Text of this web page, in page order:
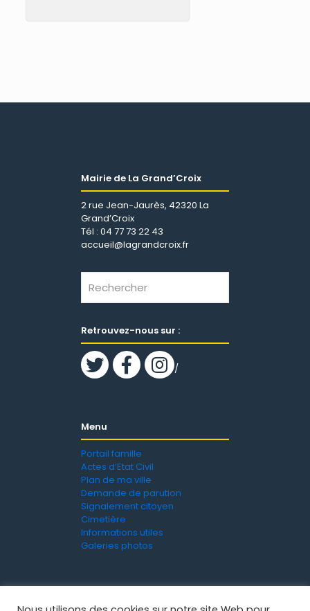
Mairie de La Grand’Croix
2 rue Jean-Jaurès, 42320 La
Grand’Croix
Tél : 04 77 73 22 43
accueil@lagrandcroix.fr
Retrouvez-nous sur :
/
Menu
Portail famille
Actes d’Etat Civil
Plan de ma ville
Demande de parution
Signalement citoyen
Cimetière
Informations utiles
Galeries photos